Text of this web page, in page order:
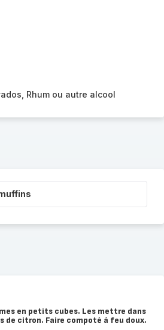
Rhum ou autre alcool
en petits cubes. Les mettre dans
de citron. Faire compoté à feu doux.